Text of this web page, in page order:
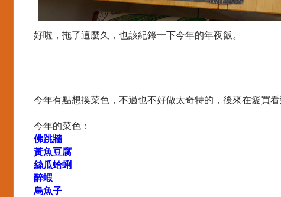
好啦，拖了這麼久，也該紀錄一下今年的年夜飯。
今年有點想換菜色，不過也不好做太奇特的，後來在愛買
今年的菜色：
佛跳牆
黃魚豆腐
絲瓜蛤蜊
醉蝦
烏魚子